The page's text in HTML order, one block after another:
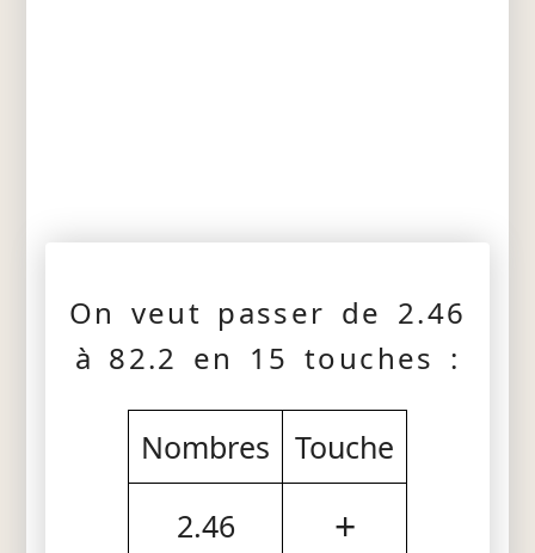
On veut passer de 2.46
à 82.2 en 15 touches :
Nombres
Touche
2.46
+